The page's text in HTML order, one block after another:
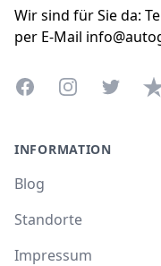
Wir sind für Sie da:
per E-Mail
FacebookInstagramTwitter
INFORMATION
Blog
Standorte
Impressum